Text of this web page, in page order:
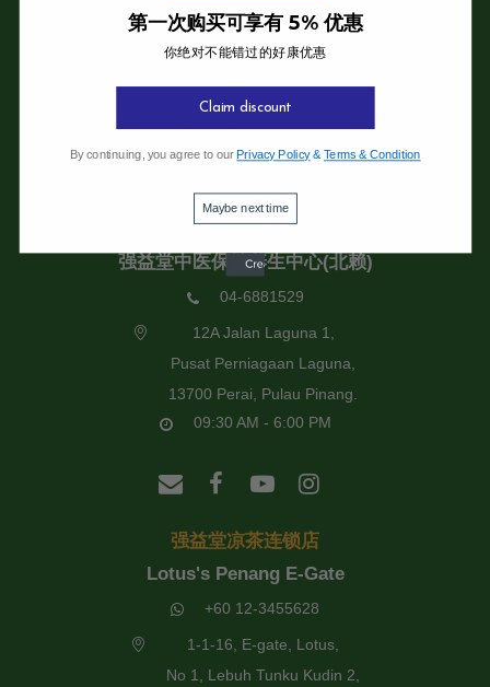
强益堂全息中医诊所
强益堂全息中医诊所(槟岛)
04-2832108
11600 Pulau Pinang.
09:30 AM - 6:00 PM
强益堂中医保健养生中心(北赖)
04-6881529
12A Jalan Laguna 1,
Pusat Perniagaan Laguna,
13700 Perai, Pulau Pinang.
09:30 AM - 6:00 PM
强益堂凉茶连锁店
Lotus's Penang E-Gate
+60 12-3455628
1-1-16, E-gate, Lotus,
No 1, Lebuh Tunku Kudin 2,
第一次购买可享有 5% 优惠
你绝对不能错过的好康优惠
Claim discount
By continuing, you agree to our Privacy Policy&Terms & Condition
Maybe next time